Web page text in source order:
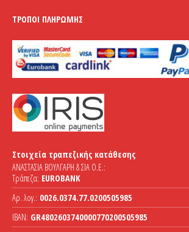
ΤΡΌΠΟΙ ΠΛΗΡΩΜΉΣ
Στοιχεία τραπεζικής κατάθεσης
ΑΝΑΣΤΑΣΙΑ ΒΟΥΛΓΑΡΗ & ΣΙΑ Ο.Ε.:
Τράπεζα: EUROBANK
Αρ. λογ.: 0026.0374.77.0200505985
IBAN: GR4802603740000770200505985